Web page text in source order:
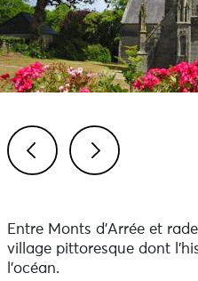
Entre Monts d’Arrée et
village pittoresque dont
l’océan.